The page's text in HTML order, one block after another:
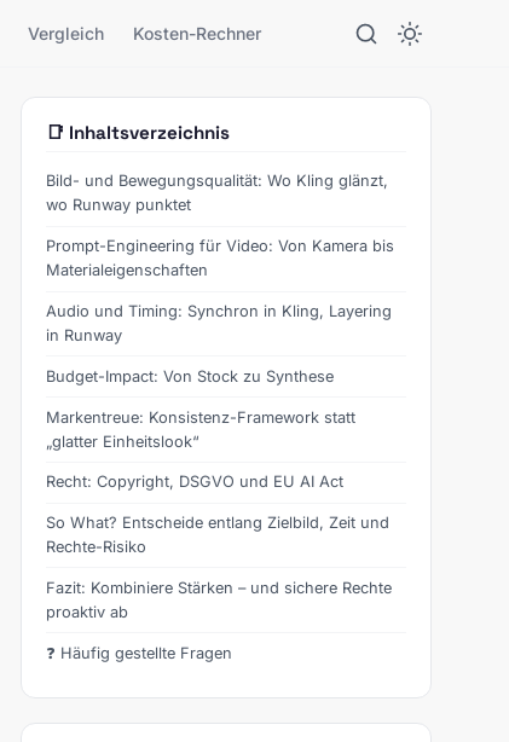
Vergleich Kosten-Rechner
📑 Inhaltsverzeichnis
Bild- und Bewegungsqualität: Wo Kling glänzt,
wo Runway punktet
Prompt-Engineering für Video: Von Kamera bis
Materialeigenschaften
Audio und Timing: Synchron in Kling, Layering
in Runway
Budget-Impact: Von Stock zu Synthese
Markentreue: Konsistenz-Framework statt
„glatter Einheitslook“
Recht: Copyright, DSGVO und EU AI Act
So What? Entscheide entlang Zielbild, Zeit und
Rechte-Risiko
Fazit: Kombiniere Stärken – und sichere Rechte
proaktiv ab
❓ Häufig gestellte Fragen